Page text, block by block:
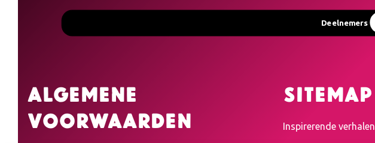
Deelnemers
Algemene
voorwaarden
Sitemap
Inspirerende verhalen